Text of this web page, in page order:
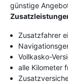
günstige
Zusatzfahrer
Vollkasko-
alle Kilometer